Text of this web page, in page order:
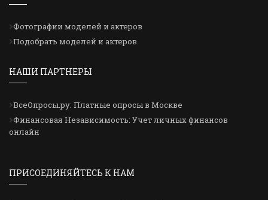
Фотографии моделей и актеров
Подобрать моделей и актеров
НАШИ ПАРТНЕРЫ
ВсеОпросы.ру: Платные опросы в Москве
Финансовая Независимость: Учет личных финансов
онлайн
ПРИСОЕДИНЯЙТЕСЬ К НАМ